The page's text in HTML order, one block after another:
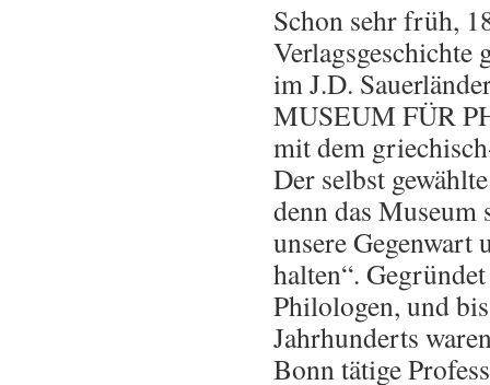
Schon sehr früh,
Verlagsgeschichte
im J.D.
MUSEUM FÜR
mit dem
Der selbst
denn das Museum
unsere Gegenwart
halten“.
Philologen, und
Jahrhunderts
Bonn tätige